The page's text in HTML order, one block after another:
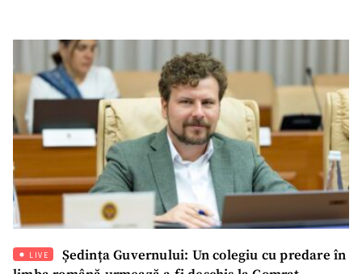
LIVE
Ședința Guvernului: Un colegiu cu predare în